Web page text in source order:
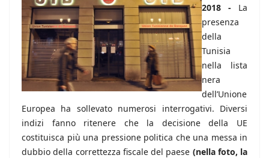
2018 - La
presenza
della
Tunisia
nella lista
nera
dell’Unione
Europea ha sollevato numerosi interrogativi. Diversi
indizi fanno ritenere che la decisione della UE
costituisca più una pressione politica che una messa in
dubbio della correttezza fiscale del paese (nella foto, la